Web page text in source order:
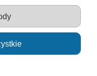
:: samochody Welly
Lalki :: Klocki :: Artykuły